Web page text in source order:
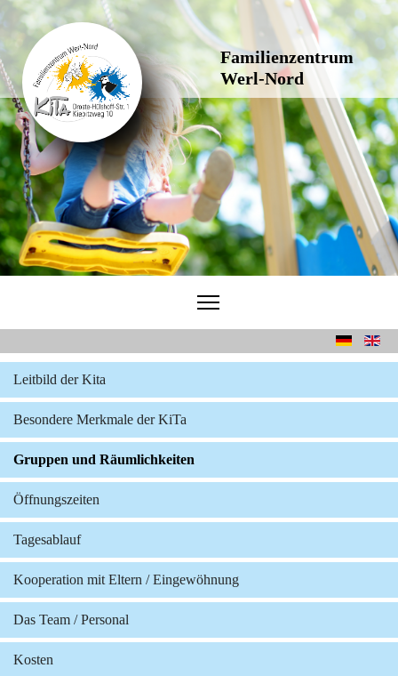
Familienzentrum
Werl-Nord
Leitbild der Kita
Besondere Merkmale der KiTa
Gruppen und Räumlichkeiten
Öffnungszeiten
Tagesablauf
Kooperation mit Eltern / Eingewöhnung
Das Team / Personal
Kosten